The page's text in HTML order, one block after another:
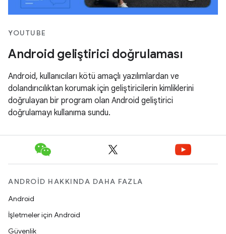
YOUTUBE
Android geliştirici doğrulaması
Android, kullanıcıları kötü amaçlı yazılımlardan ve
dolandırıcılıktan korumak için geliştiricilerin kimliklerini
doğrulayan bir program olan Android geliştirici
doğrulamayı kullanıma sundu.
ANDROID HAKKINDA DAHA FAZLA
Android
İşletmeler için Android
Güvenlik